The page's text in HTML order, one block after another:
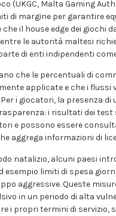
(UKGC, Malta Gaming
di margine per garantire
che il house edge dei giochi
le autorità maltesi
di enti indipendenti come
che le percentuali di
applicate e che i flussi
i giocatori, la presenza di
i risultati dei
e possono essere
aggrega informazioni di
natalizio, alcuni paesi
esempio limiti di spesa
aggressive. Queste
in un periodo di alta
i propri termini di servizio,